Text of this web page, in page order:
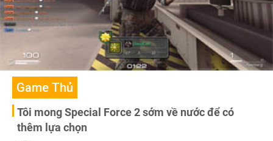
Game Thủ
Tôi mong Special Force 2 sớm về nước để có
thêm lựa chọn